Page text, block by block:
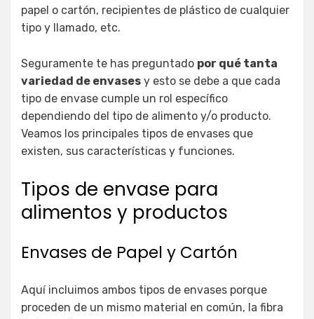
papel o cartón, recipientes de plástico de cualquier
tipo y llamado, etc.
Seguramente te has preguntado por qué tanta
variedad de envases y esto se debe a que cada
tipo de envase cumple un rol específico
dependiendo del tipo de alimento y/o producto.
Veamos los principales tipos de envases que
existen, sus características y funciones.
Tipos de envase para
alimentos y productos
Envases de Papel y Cartón
Aquí incluimos ambos tipos de envases porque
proceden de un mismo material en común, la fibra